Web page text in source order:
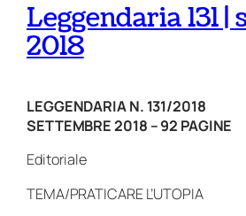
Leggendaria 131
2018
LEGGENDARIA N. 131/2018
SETTEMBRE 2018 – 92 PAGINE
Editoriale
TEMA/PRATICARE L’UTOPIA